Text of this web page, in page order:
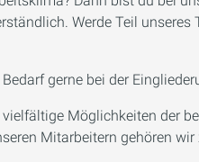
Werde Teil
gerne bei der
Möglichkeiten der
Mitarbeitern gehören